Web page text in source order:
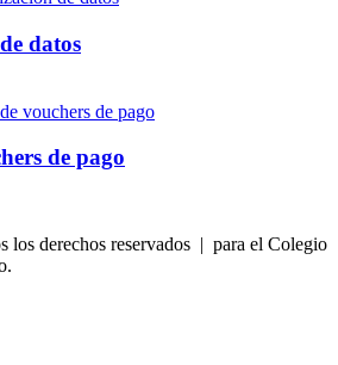
datos
de pago
los derechos reservados | para el Colegio